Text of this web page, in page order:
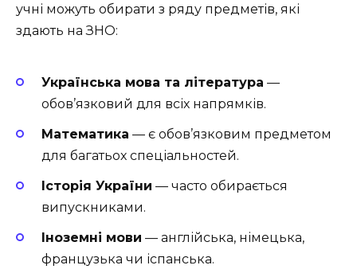
учні можуть обирати з ряду предметів, які
здають на ЗНО:
Українська мова та література —
обов’язковий для всіх напрямків.
Математика — є обов’язковим предметом
для багатьох спеціальностей.
Історія України — часто обирається
випускниками.
Іноземні мови — англійська, німецька,
французька чи іспанська.